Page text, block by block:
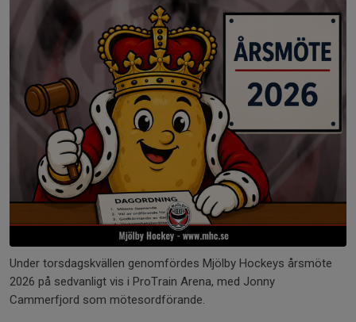
Under torsdagskvällen genomfördes Mjölby Hockeys årsmöte
2026 på sedvanligt vis i ProTrain Arena, med Jonny
Cammerfjord som mötesordförande.